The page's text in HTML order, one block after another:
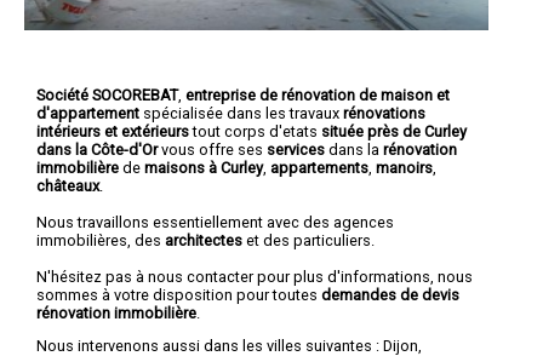
Société SOCOREBAT, entreprise de rénovation de maison et
d'appartement spécialisée dans les travaux rénovations
intérieurs et extérieurstout corps d'etats située près de Curley
dans la Côte-d'Orvous offre ses services dans la rénovation
immobilière de maisons à Curley, appartements manoirs
châteaux.
Nous travaillons essentiellement avec des agences
immobilières, des architectes et des particuliers.
N'hésitez pas à nous contacter pour plus d'informations, nous
sommes à votre disposition pour toutes demandes de devis
rénovation immobilière
Nous intervenons aussi dans les villes suivantes : Dijon,